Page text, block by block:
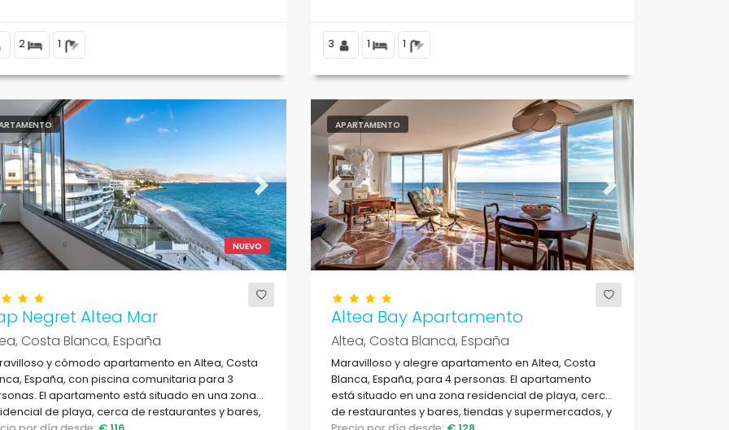
2 1 3 1 1
NUEVO
Next
Negret Altea Mar
Costa Blanca, España
y cómodo apartamento en Altea, Costa
España, con piscina comunitaria para 3
El apartamento está situado en una zona
de playa, cerca de restaurantes y bares,
APARTAMENTO
Previous Next
Altea Bay Apartamento
Altea, Costa Blanca, España
Maravilloso y alegre apartamento en Altea, Costa
Blanca, España, para 4 personas. El apartamento
está situado en una zona residencial de playa, cerca
de restaurantes y bares, tiendas y supermercados, y